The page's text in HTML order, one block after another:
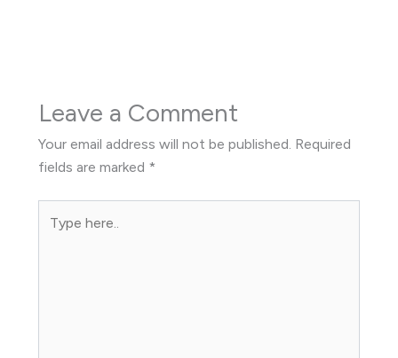
Leave a Comment
Your email address will not be published. Required
fields are marked *
here..